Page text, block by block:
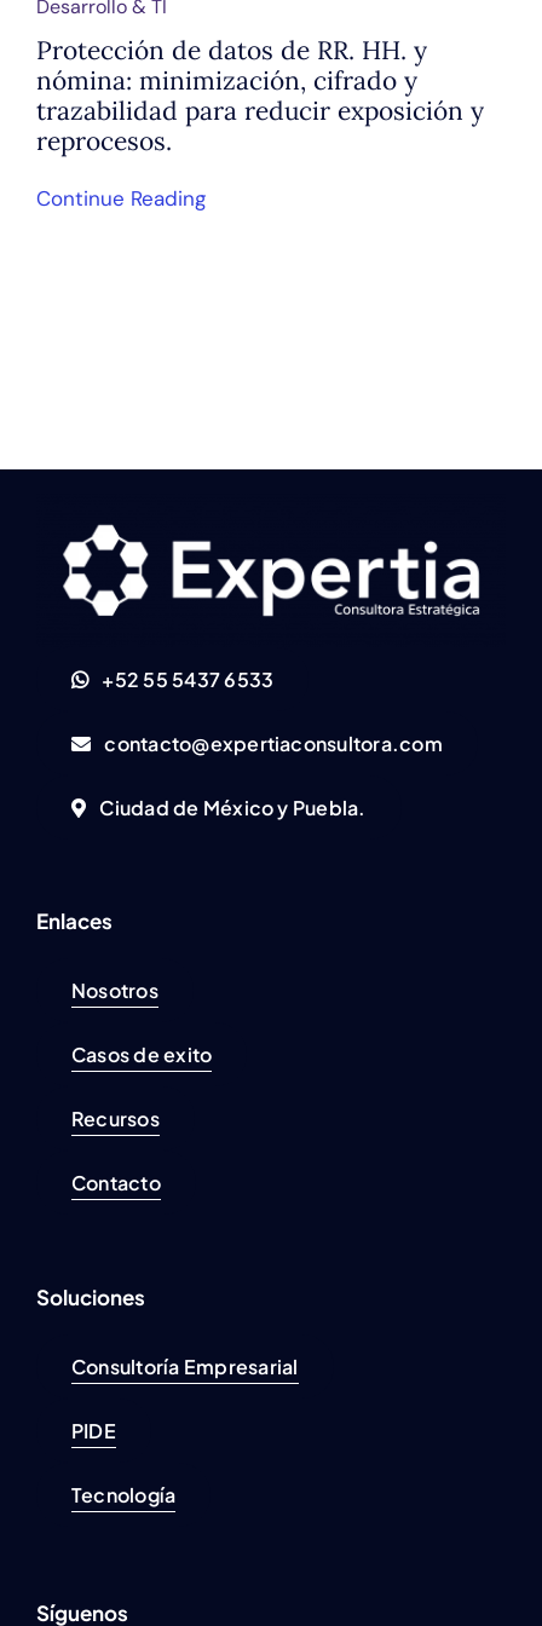
Desarrollo & TI
Protección de datos de RR. HH. y
nómina: minimización, cifrado y
trazabilidad para reducir exposición y
reprocesos.
Continue Reading
+52 55 5437 6533
contacto@expertiaconsultora.com
Ciudad de México y Puebla.
Enlaces
Nosotros
Casos de exito
Recursos
Contacto
Soluciones
Consultoría Empresarial
PIDE
Tecnología
Síguenos